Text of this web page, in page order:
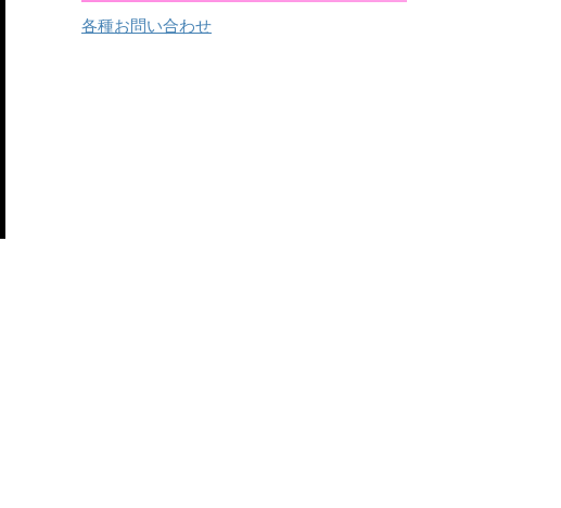
各種お問い合わせ